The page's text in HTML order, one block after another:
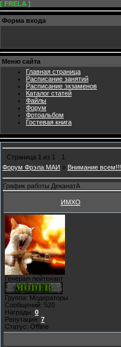
[ FRELA ]
Форма входа
Меню сайта
Главная страница
Расписание занятий
Расписание экзаменов
Каталог статей
Файлы
Форум
Фотоальбом
Гостевая книга
Страница 1 из 1
1
Форум Фрэла МАИ » Внимание всем!!!
График работы ДеканатА
ИМХО
Генерал-лейтенант
Группа: Модераторы
Сообщений: 520
Награды: 0
Репутация: 7
Статус: Offline